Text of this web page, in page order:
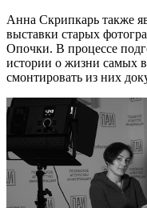
Анна Скрипкарь также
выставки старых
Опочки. В процессе
истории о жизни самых
смонтировать из них